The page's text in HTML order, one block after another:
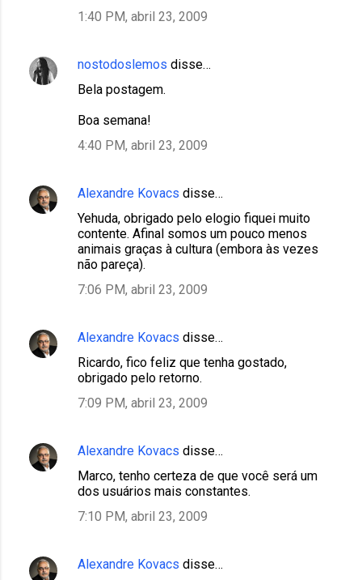
1:40 PM, abril 23, 2009
nostodoslemos disse…
Bela postagem.
Boa semana!
4:40 PM, abril 23, 2009
Alexandre Kovacs disse…
Yehuda, obrigado pelo elogio fiquei muito
contente. Afinal somos um pouco menos
animais graças à cultura (embora às vezes
não pareça).
7:06 PM, abril 23, 2009
Alexandre Kovacs disse…
Ricardo, fico feliz que tenha gostado,
obrigado pelo retorno.
7:09 PM, abril 23, 2009
Alexandre Kovacs disse…
Marco, tenho certeza de que você será um
dos usuários mais constantes.
7:10 PM, abril 23, 2009
Alexandre Kovacs disse…